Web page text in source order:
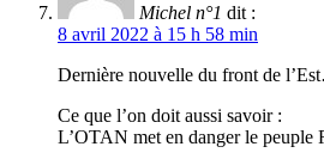
Michel n°1 dit :
8 avril 2022 à 15 h 58 min
Dernière nouvelle du front de
Ce que l’on doit aussi savoir :
L’OTAN met en danger le peuple